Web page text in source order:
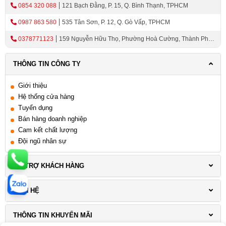
Kinh nghiệm chọn máy giặt để sử dụng bền và
tiết kiệm chi phí
Các thương hiệu máy giặt cao cấp tại Thiên Kim
Home
Máy giặt Bosch – Cao cấp, bền bỉ, vận hành êm
Máy giặt Smeg – Thiết kế cao cấp, phong cách
châu Âu sang trọng
Máy giặt LG – Cân bằng tốt giữa công nghệ, độ
bền và giá trị sử dụng
Máy giặt Electrolux – Giặt êm, chăm sóc quần áo
tốt, phù hợp đồ cao cấp
Máy giặt Hafele – Thiết kế âm tủ, tối ưu không
Máy giặt Malloca – Thiết kế hiện đại, phù hợp
0854 320 088 121 Bạch Đằng, P. 15, Q. Bình Thạnh, TPHCM
0987 863 580 535 Tân Sơn, P. 12, Q. Gò Vấp, TPHCM
0378771123
159 Nguyễn Hữu Thọ, Phường Hoà Cường, Thành Phố
THÔNG TIN CÔNG TY
Giới thiệu
Hệ thống cửa hàng
Tuyển dụng
Bán hàng doanh nghiệp
Cam kết chất lượng
Đội ngũ nhân sự
HỖ TRỢ KHÁCH HÀNG
LIÊN HỆ
THÔNG TIN KHUYẾN MÃI